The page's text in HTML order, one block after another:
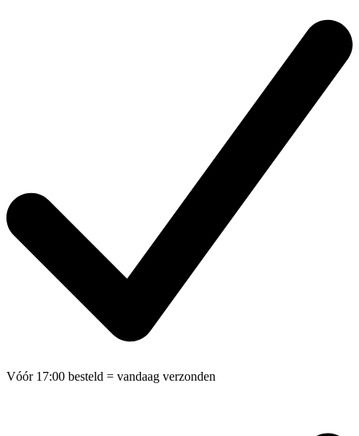
Vóór 17:00 besteld = vandaag verzonden